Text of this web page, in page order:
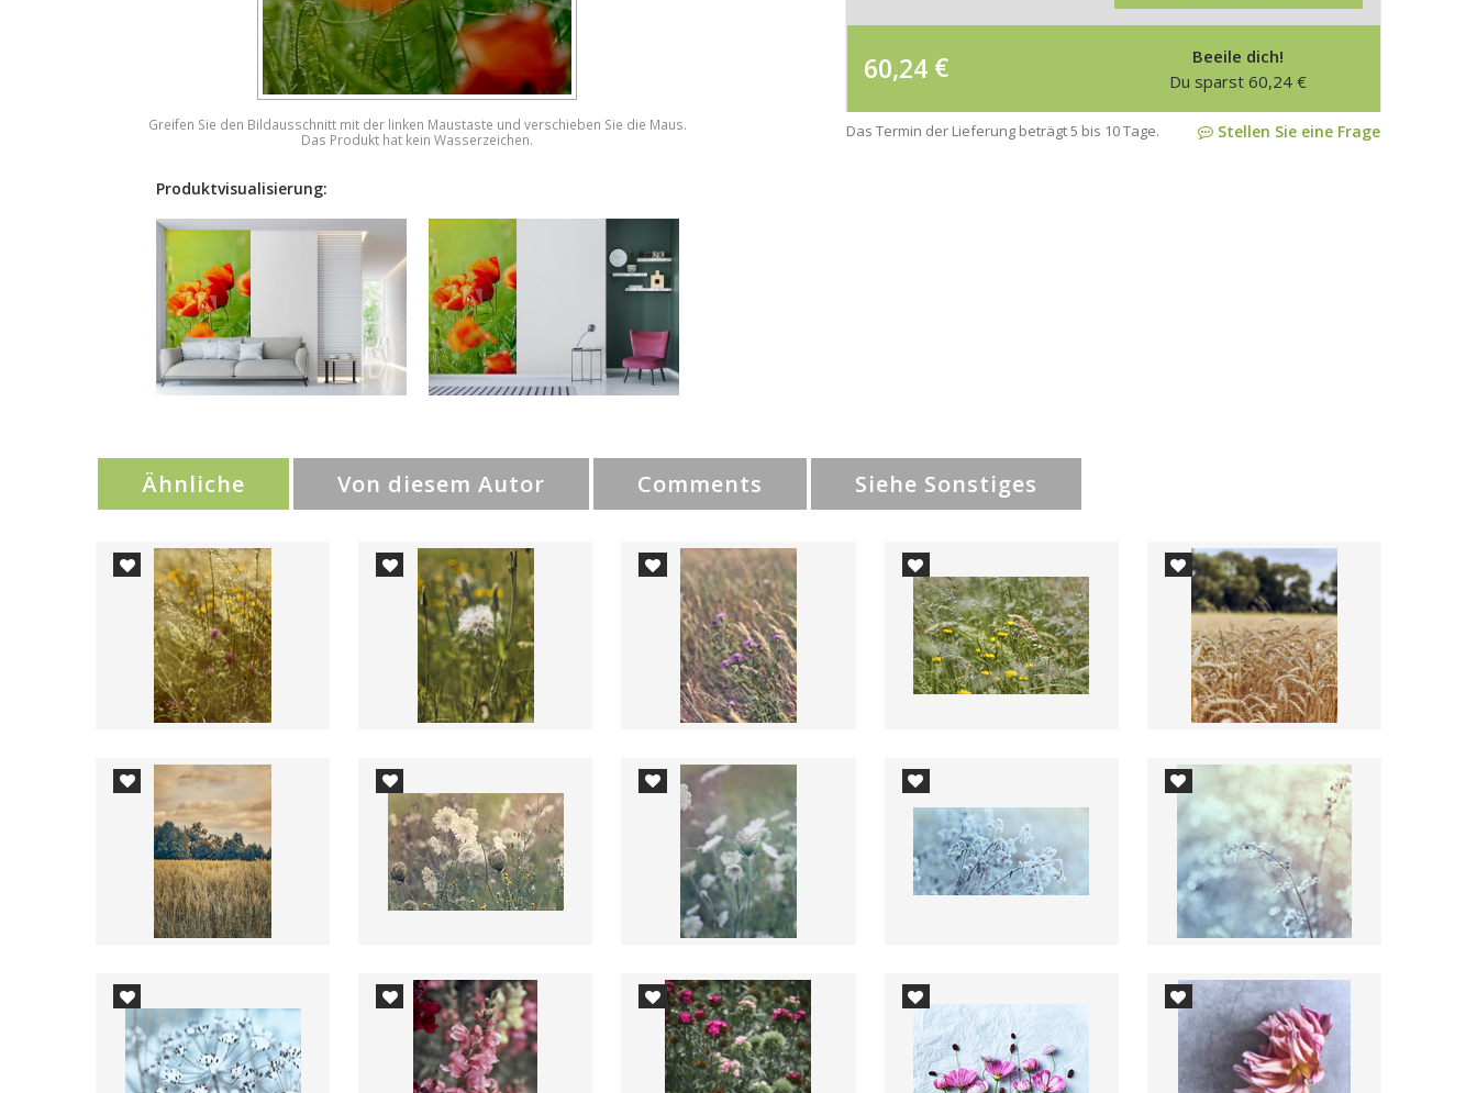
Greifen Sie den Bildausschnitt mit der linken Maustaste und verschieben Sie die Maus.
Das Produkt hat kein Wasserzeichen.
Produktvisualisierung:
60,24 €
Beeile dich!
Du sparst60,24 €
Das Termin der Lieferung beträgt 5 bis 10 Tage. Stellen Sie eine Frage
Ähnliche Von diesem Autor Comments Siehe Sonstiges